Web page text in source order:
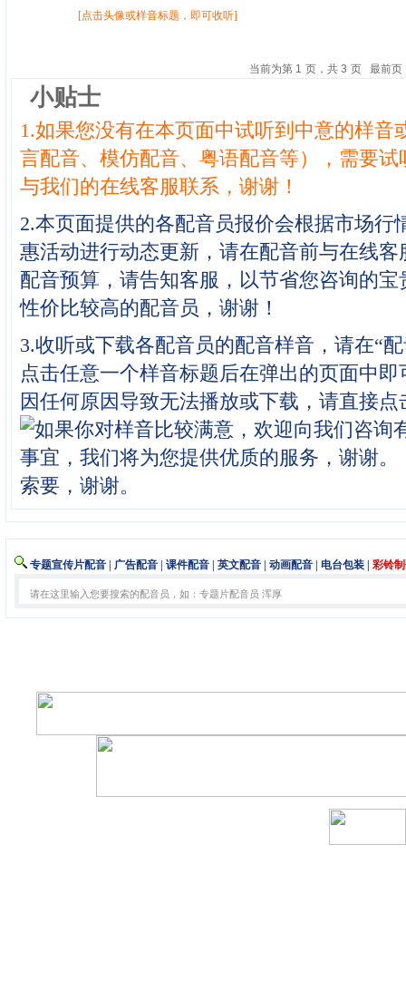
[点击头像或样音标题，即可收听]
当前为第 1 页，共 3 页 最前页
小贴士
1.如果您没有在本页面中试听到中意的样音
言配音、模仿配音、粤语配音等），需要
与我们的在线客服联系，谢谢！
2.本页面提供的各配音员报价会根据市场行
惠活动进行动态更新，请在配音前与在线
配音预算，请告知客服，以节省您咨询的
性价比较高的配音员，谢谢！
3.收听或下载各配音员的配音样音，请在“
点击任意一个样音标题后在弹出的页面中
因任何原因导致无法播放或下载，请直接
索要，谢谢。
专题宣传片配音 广告配音 课件配音 英文配音 动画配音 电台包装 彩铃